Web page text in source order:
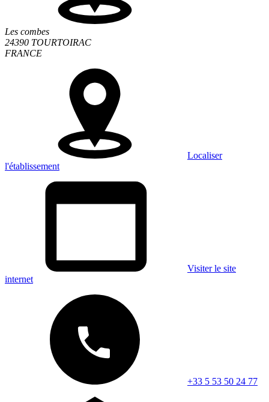
Les combes
24390 TOURTOIRAC
FRANCE
Localiser
l'établissement
Visiter le site
internet
+33 5 53 50 24 77